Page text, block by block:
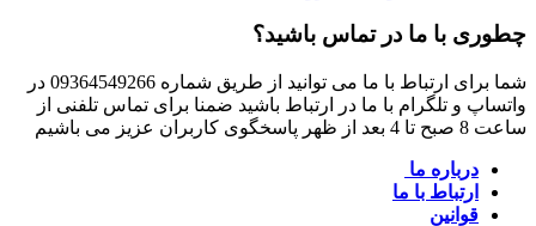
چطوری با ما در تماس باشید؟
شما برای ارتباط با ما می توانید از طریق شماره 09364549266 در
واتساپ و تلگرام با ما در ارتباط باشید ضمنا برای تماس تلفنی از
ساعت 8 صبح تا 4 بعد از ظهر پاسخگوی کاربران عزیز می باشیم
درباره ما
ارتباط با ما
قوانین